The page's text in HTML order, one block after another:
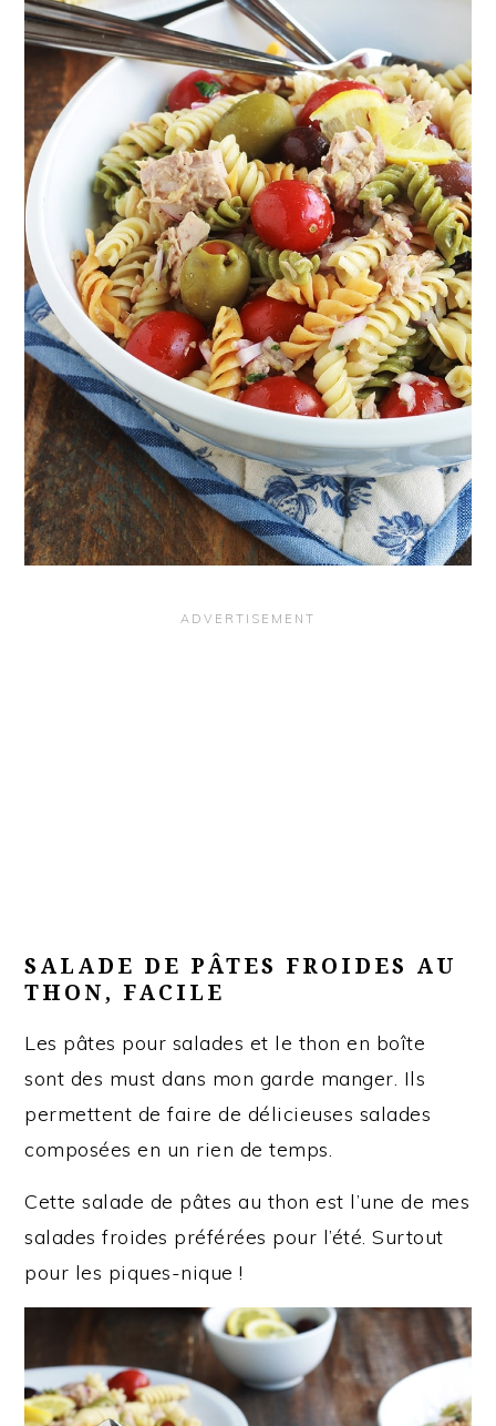
SALADE DE PÂTES FROIDES AU
THON, FACILE
Les pâtes pour salades et le thon en boîte
sont des must dans mon garde manger. Ils
permettent de faire de délicieuses salades
composées en un rien de temps.
Cette salade de pâtes au thon est l’une de mes
salades froides préférées pour l’été. Surtout
pour les piques-nique !